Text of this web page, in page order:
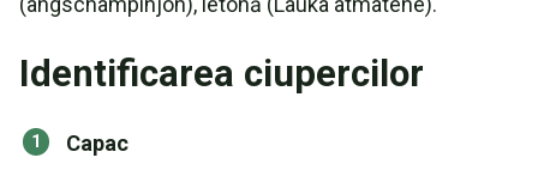
Identificarea ciupercilor
Capac